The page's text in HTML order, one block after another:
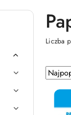
Liczba
Sortuj
według